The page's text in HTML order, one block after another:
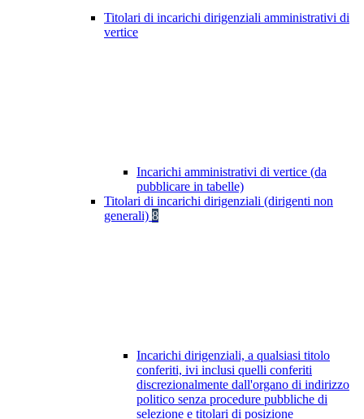
Titolari di incarichi dirigenziali amministrativi di
vertice
Incarichi amministrativi di vertice (da
pubblicare in tabelle)
Titolari di incarichi dirigenziali (dirigenti non
generali) 8
Incarichi dirigenziali, a qualsiasi titolo
conferiti, ivi inclusi quelli conferiti
discrezionalmente dall'organo di indirizzo
politico senza procedure pubbliche di
selezione e titolari di posizione